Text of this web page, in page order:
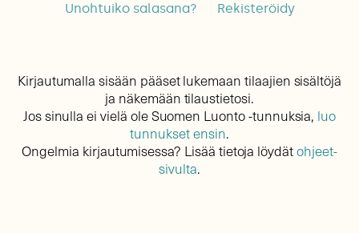
Unohtuiko salasana? Rekisteröidy
Kirjautumalla sisään pääset lukemaan tilaajien sisältöjä
ja näkemään tilaustietosi.
Jos sinulla ei vielä ole Suomen Luonto -tunnuksia, luo
tunnukset ensin.
Ongelmia kirjautumisessa? Lisää tietoja löydätohjeet-
sivulta.